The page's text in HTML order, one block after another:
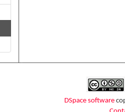
DSpace software